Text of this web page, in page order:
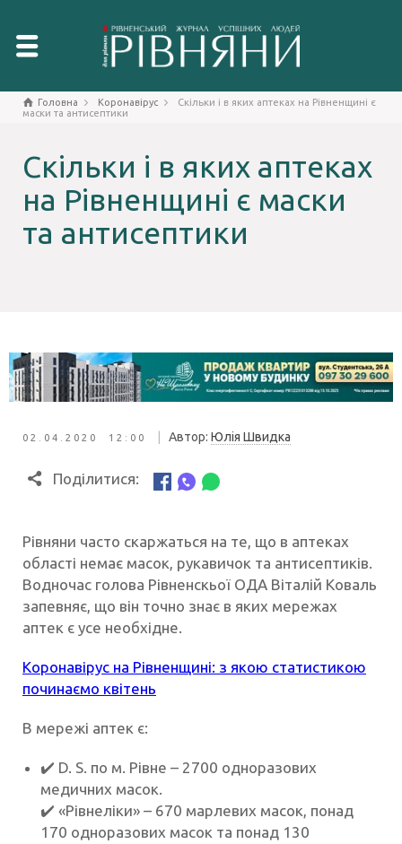
Головна Коронавірус
Скільки і в яких аптеках на Рівненщині є
маски та антисептики
Скільки і в яких аптеках
на Рівненщині є маски
та антисептики
02.04.2020 12:00 Автор: Юлія Швидка
Поділитися:
Рівняни часто скаржаться на те, що в аптеках
області немає масок, рукавичок та антисептиків.
Водночас голова Рівненскьої ОДА Віталій Коваль
запевняє, що він точно знає в яких мережах
аптек є усе необхідне.
Коронавірус на Рівненщині: з якою статистикою
починаємо квітень
В мережі аптек є:
✔️ D. S. по м. Рівне – 2700 одноразових
медичних масок.
✔️ «Рівнеліки» – 670 марлевих масок, понад
170 одноразових масок та понад 130